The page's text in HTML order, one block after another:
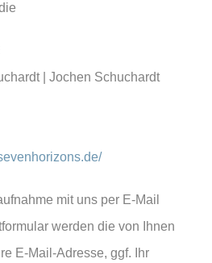
| Jochen Schuchardt
mit uns per E-Mail
werden die von Ihnen
E-Mail-Adresse, ggf. Ihr